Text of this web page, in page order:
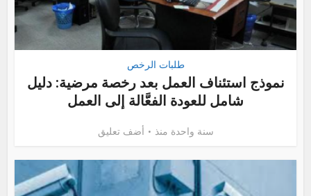
طلبات الرخص
نموذج استئناف العمل بعد رخصة مرضية: دليل
شامل للعودة الفعَّالة إلى العمل
سنة واحدة منذ أضف تعليق